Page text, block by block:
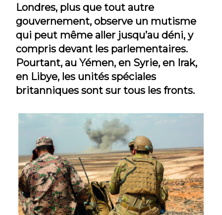
Londres, plus que tout autre
gouvernement, observe un mutisme
qui peut même aller jusqu’au déni, y
compris devant les parlementaires.
Pourtant, au Yémen, en Syrie, en Irak,
en Libye, les unités spéciales
britanniques sont sur tous les fronts.